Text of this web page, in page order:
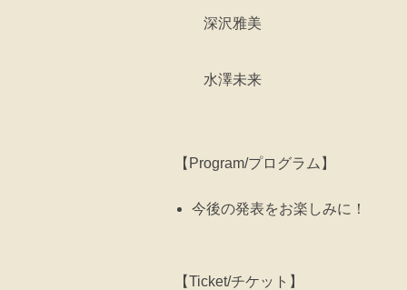
深沢雅美
水澤未来
【Program/プログラム】
今後の発表をお楽しみに！
【Ticket/チケット】